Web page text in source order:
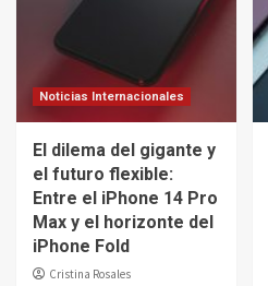
Noticias Internacionales
El dilema del gigante y
el futuro flexible:
Entre el iPhone 14 Pro
Max y el horizonte del
iPhone Fold
Cristina Rosales